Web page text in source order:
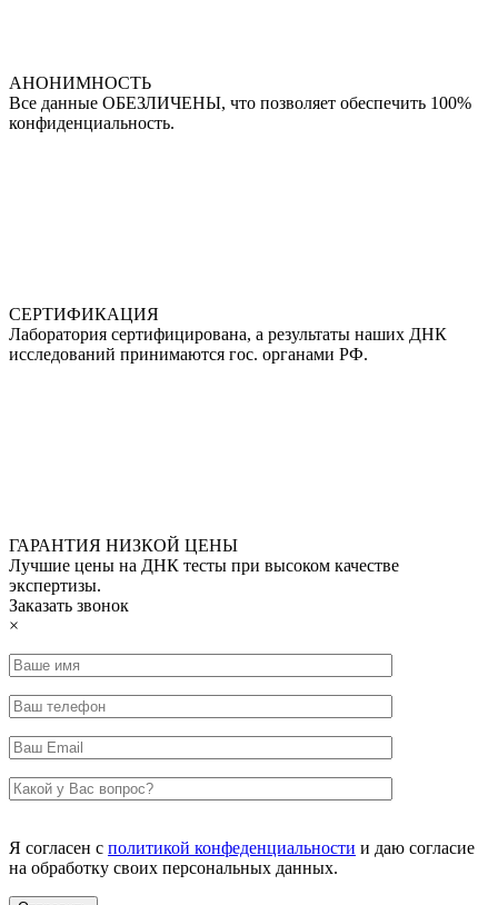
АНОНИМНОСТЬ
Все данные ОБЕЗЛИЧЕНЫ, что позволяет обеспечить 100%
конфиденциальность.
СЕРТИФИКАЦИЯ
Лаборатория сертифицирована, а результаты наших ДНК
исследований принимаются гос. органами РФ.
ГАРАНТИЯ НИЗКОЙ ЦЕНЫ
Лучшие цены на ДНК тесты при высоком качестве
экспертизы.
Заказать звонок
×
Я согласен с политикой конфеденциальности и даю согласие
на обработку своих персональных данных.